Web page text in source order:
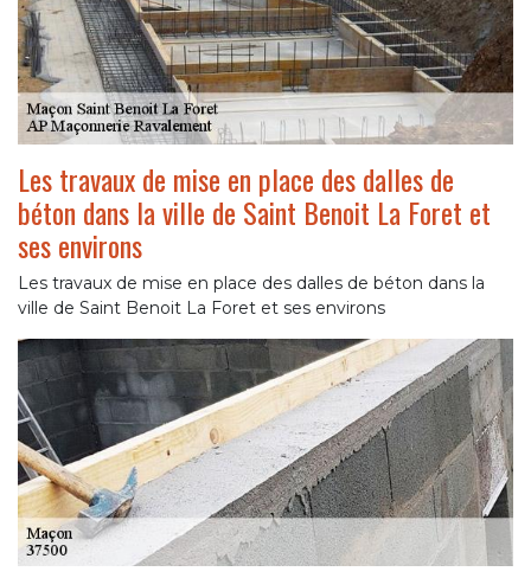
Les travaux de mise en place des dalles de
béton dans la ville de Saint Benoit La Foret et
ses environs
Les travaux de mise en place des dalles de béton dans la
ville de Saint Benoit La Foret et ses environs